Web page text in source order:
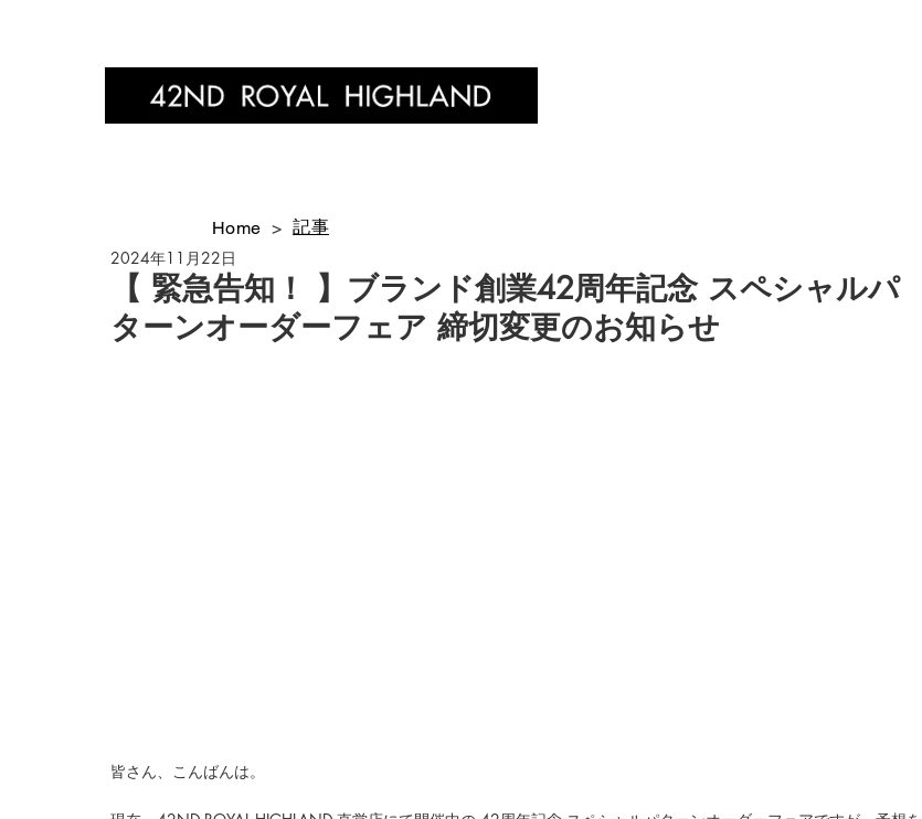
【 緊急告知！ 】ブランド創業42周年記念 スペシャルパ
ターンオーダーフェア 締切変更のお知らせ
2024年11月22日
皆さん、こんばんは。
Home > 記事